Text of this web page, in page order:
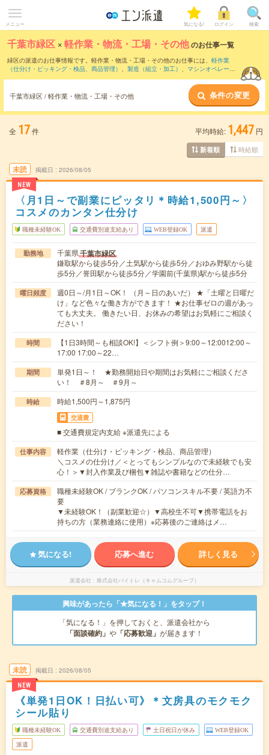
メニュー 気になる! ログイン 検索
千葉市緑区 ×軽作業・物流・工場・その他のお仕事一覧
緑区の派遣のお仕事情報です。軽作業・物流・工場・その他のお仕事には、 軽作業
（仕分け・ピッキング・検品、商品管理） 、 製造（組立・加工） 、 マシンオペレータ
千葉市緑区 / 軽作業・物流・工場・その他 条件の変更
全 17件 平均時給: 1,447 円
新着順 時給順
未読
NEW
掲載日 2026/08/05
〈月1日～で副業にピッタリ＊時給1,500円～〉
コスメのカンタン仕分け
職種未経験OK 交通費別途支給あり WEB登録OK 派遣
勤務地 千葉県千葉市緑区
鎌取駅から徒歩5分／土気駅から徒歩5分／おゆみ野駅から徒
歩5分／誉田駅から徒歩5分／学園前(千葉県)駅から徒歩5分
曜日頻度
週0日～/月1日～OK！ （月～日のあいだ） ★「土曜と日曜だ
け」など色々な働き方ができます！ ★お仕事ゼロの週があっ
ても大丈夫。 働きたい日、お休みの希望はお気軽にご相談く
ださい！
時間
【1日3時間～も相談OK!】＜シフト例＞9:00～12:0012:00～
17:00 17:00～22…
期間
単発1日～！ ★勤務開始日や期間はお気軽にご相談くださ
い！ ＃8月～ ＃9月～
時給 時給1,500円～1,875円
交通費
■ 交通費規定内支給 ※派遣先による
仕事内容
軽作業（仕分け・ピッキング・検品、商品管理）
＼コスメの仕分け／＜とってもシンプルなので未経験でも安
心！＞▼封入作業及び梱包▼雑誌や書籍などの仕分…
応募資格
職種未経験OK / ブランクOK / パソコンスキル不要 / 英語力不
要
▼未経験OK！（副業歓迎☆）▼高校生不可▼携帯電話をお
持ちの方（業務連絡に使用）※応募後のご連絡はメ…
気になる! 応募へ進む 詳しく見る
派遣会社 株式会社バイトレ（キャムコムグループ）
興味があったら「★気になる！」をタップ！
「気になる！」を押しておくと、派遣会社から
「面談確約」 や 「応募歓迎」 が届きます！
未読
NEW
掲載日 2026/08/05
《単発1日OK！日払い可》＊文房具のモクモク
シール貼り
職種未経験OK 交通費別途支給あり 土日祝日が休み WEB登録OK
派遣